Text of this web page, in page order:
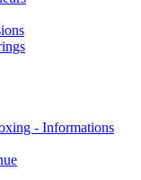
- Informations